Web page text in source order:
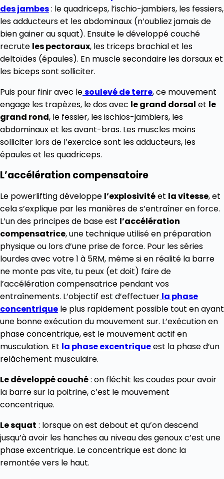
des jambes: le quadriceps, l’ischio-jambiers, les fessiers,
les adducteurs et les abdominaux (n’oubliez jamais de
bien gainer au squat). Ensuite le développé couché
recrute les pectoraux, les triceps brachial et les
deltoïdes (épaules). En muscle secondaire les dorsaux et
les biceps sont solliciter.
Puis pour finir avec lesoulevé de terre, ce mouvement
engage les trapèzes, le dos avec le grand dorsal et le
grand rond, le fessier, les ischios-jambiers, les
abdominaux et les avant-bras. Les muscles moins
solliciter lors de l’exercice sont les adducteurs, les
épaules et les quadriceps.
L’accélération compensatoire
Le powerlifting développe l’explosivitéet la vitesse, et
cela s’explique par les manières de s’entraîner en force.
L’un des principes de base est l’accélération
compensatrice, une technique utilisé en préparation
physique ou lors d’une prise de force. Pour les séries
lourdes avec votre 1 à 5RM, même si en réalité la barre
ne monte pas vite, tu peux (et doit) faire de
l’accélération compensatrice pendant vos
entraînements. L’objectif est d’effectuer la phase
concentrique le plus rapidement possible tout en ayant
une bonne exécution du mouvement sur. L’exécution en
phase concentrique, est le mouvement actif en
musculation. Et la phase excentriqueest la phase d’un
relâchement musculaire.
Le développé couché: on fléchit les coudes pour avoir
la barre sur la poitrine, c’est le mouvement
concentrique.
Le squat : lorsque on est debout et qu’on descend
jusqu’à avoir les hanches au niveau des genoux c’est une
phase excentrique. Le concentrique est donc la
remontée vers le haut.